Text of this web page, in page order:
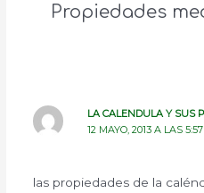
Propiedades
LA CALENDULA Y SUS
12 MAYO, 2013 A LAS
las propiedades de la